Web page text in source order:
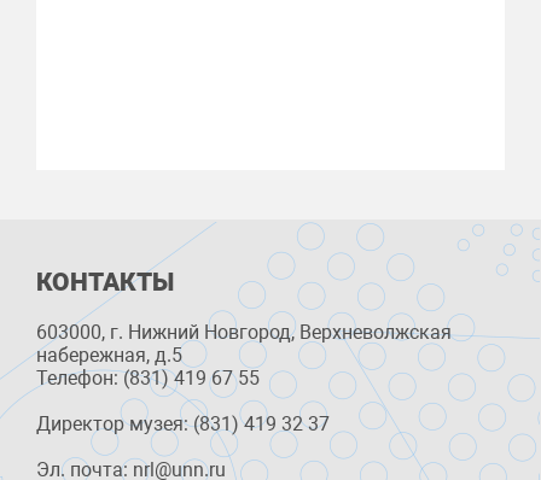
КОНТАКТЫ
603000, г. Нижний Новгород, Верхневолжская
набережная, д.5
Телефон: (831) 419 67 55
Директор музея: (831) 419 32 37
Эл. почта: nrl@unn.ru